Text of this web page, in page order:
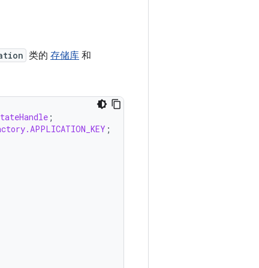
类的 存储库 和
;
;